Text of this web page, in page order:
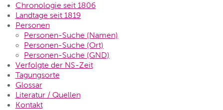
Chronologie seit 1806
Landtage seit 1819
Personen
Personen-Suche (Namen)
Personen-Suche (Ort)
Personen-Suche (GND)
Verfolgte der NS-Zeit
Tagungsorte
Glossar
Literatur / Quellen
Kontakt